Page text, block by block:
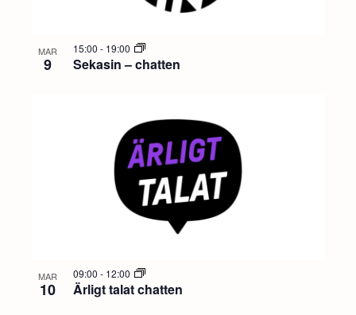
MAR
9 Sekasin – chatten
15:00 - 19:00
MAR
10 Ärligt talat chatten
09:00 - 12:00